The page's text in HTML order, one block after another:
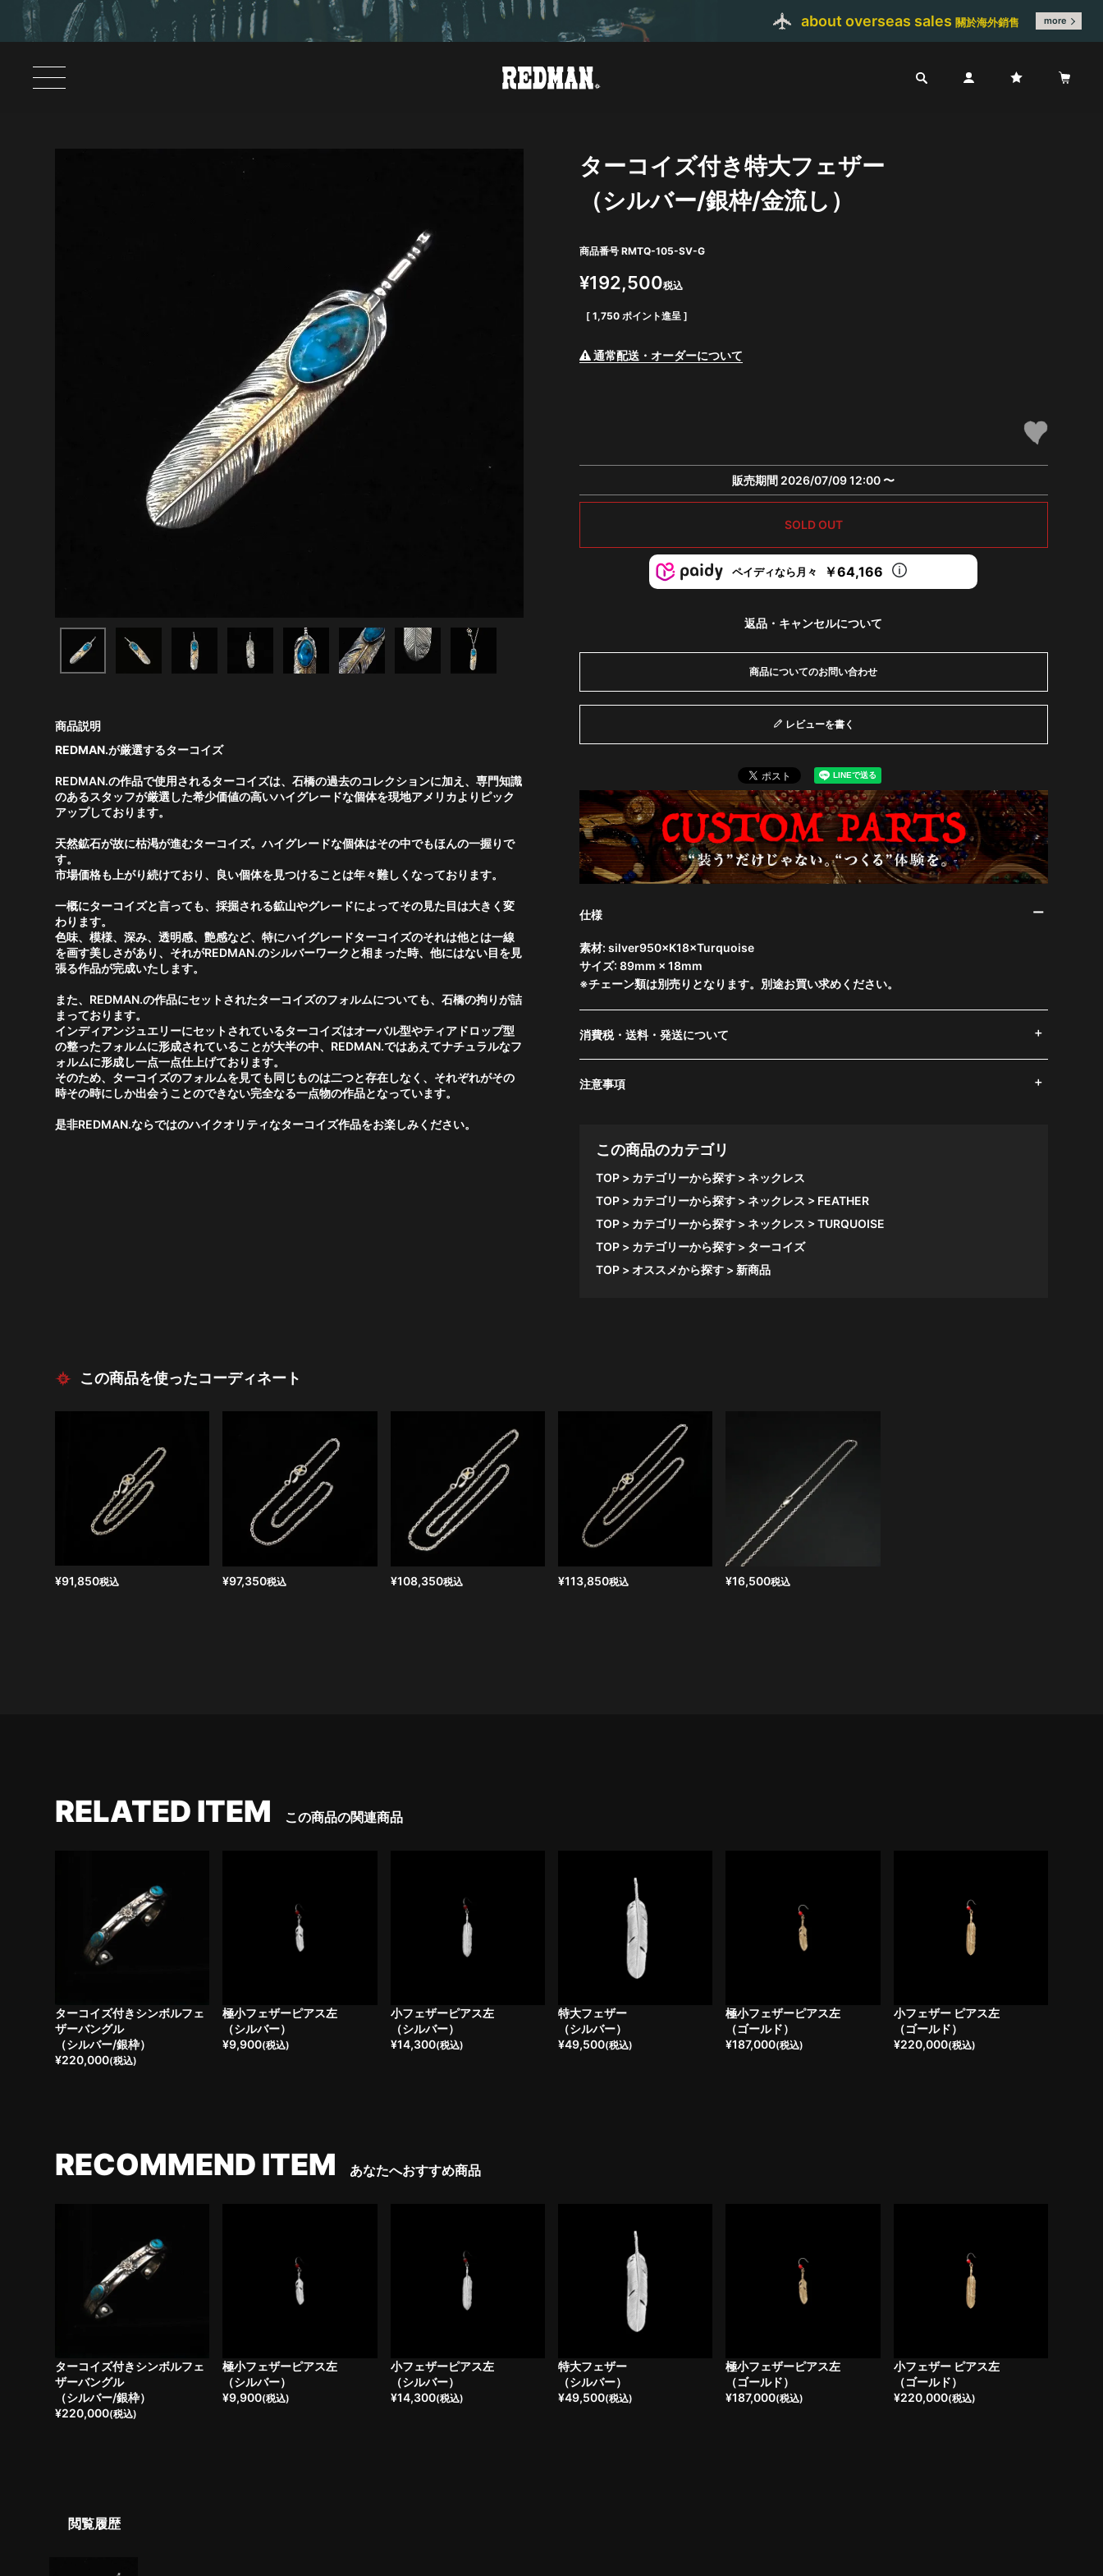
about overseas sales 關於海外銷售 more
REDMAN.が厳選するターコイズ
REDMAN.の作品で使用されるターコイズは、石橋の過去のコレクションに加え、専門知識
のあるスタッフが厳選した希少価値の高いハイグレードな個体を現地アメリカよりピック
アップしております。
天然鉱石が故に枯渇が進むターコイズ。ハイグレードな個体はその中でもほんの一握りで
す。
市場価格も上がり続けており、良い個体を見つけることは年々難しくなっております。
一概にターコイズと言っても、採掘される鉱山やグレードによってその見た目は大きく変
わります。
色味、模様、深み、透明感、艶感など、特にハイグレードターコイズのそれは他とは一線
を画す美しさがあり、それがREDMAN.のシルバーワークと相まった時、他にはない目を見
張る作品が完成いたします。
また、REDMAN.の作品にセットされたターコイズのフォルムについても、石橋の拘りが詰
まっております。
インディアンジュエリーにセットされているターコイズはオーバル型やティアドロップ型
の整ったフォルムに形成されていることが大半の中、REDMAN.ではあえてナチュラルなフ
ォルムに形成し一点一点仕上げております。
そのため、ターコイズのフォルムを見ても同じものは二つと存在しなく、それぞれがその
時その時にしか出会うことのできない完全なる一点物の作品となっています。
是非REDMAN.ならではのハイクオリティなターコイズ作品をお楽しみください。
ターコイズ付き特大フェザー
（シルバー/銀枠/金流し）
商品番号 RMTQ-105-SV-G
¥192,500税込
[ 1,750 ポイント進呈 ]
通常配送・オーダーについて
販売期間 2026/07/09 12:00〜
SOLD OUT
ペイディなら月々 ￥64,166
返品・キャンセルについて
商品についてのお問い合わせ
レビューを書く
仕様
素材: silver950×K18×Turquoise
サイズ: 89mm × 18mm
※チェーン類は別売りとなります。別途お買い求めください。
消費税・送料・発送について
注意事項
この商品のカテゴリ
TOP カテゴリーから探す
ネックレス
TOP
カテゴリーから探す ネックレス
FEATHER
TOP
カテゴリーから探す ネックレス
TURQUOISE
TOP
カテゴリーから探す
ターコイズ
TOP
オススメから探す 新商品
この商品を使ったコーディネート
¥91,850税込 ¥97,350税込 ¥108,350税込 ¥113,850税込 ¥16,500税込
RELATED ITEM この商品の関連商品
ターコイズ付きシンボルフェ
ザーバングル
（シルバー/銀枠）
¥220,000(税込)
極小フェザーピアス左
（シルバー）
¥9,900(税込)
小フェザーピアス左
（シルバー）
¥14,300(税込)
特大フェザー
（シルバー）
¥49,500(税込)
極小フェザーピアス左
（ゴールド）
¥187,000(税込)
小フェザー ピアス左
（ゴールド）
¥220,000(税込)
RECOMMEND ITEM あなたへおすすめ商品
ターコイズ付きシンボルフェ
ザーバングル
（シルバー/銀枠）
¥220,000(税込)
極小フェザーピアス左
（シルバー）
¥9,900(税込)
小フェザーピアス左
（シルバー）
¥14,300(税込)
特大フェザー
（シルバー）
¥49,500(税込)
極小フェザーピアス左
（ゴールド）
¥187,000(税込)
小フェザー ピアス左
（ゴールド）
¥220,000(税込)
閲覧履歴